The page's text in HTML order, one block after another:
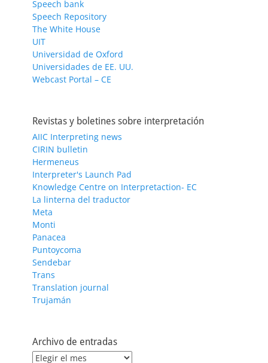
Speech bank
Speech Repository
The White House
UIT
Universidad de Oxford
Universidades de EE. UU.
Webcast Portal – CE
Revistas y boletines sobre interpretación
AIIC Interpreting news
CIRIN bulletin
Hermeneus
Interpreter's Launch Pad
Knowledge Centre on Interpretaction- EC
La linterna del traductor
Meta
Monti
Panacea
Puntoycoma
Sendebar
Trans
Translation journal
Trujamán
Archivo de entradas
Archivo